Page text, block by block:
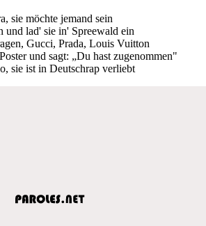
sie möchte jemand sein
und lad' sie in' Spreewald ein
Gucci, Prada, Louis Vuitton
und sagt: „Du hast zugenommen"
sie ist in Deutschrap verliebt